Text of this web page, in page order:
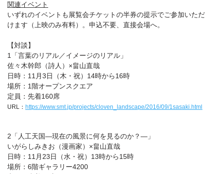
関連イベント
いずれのイベントも展覧会チケットの半券の提示でご参加いただ
けます（上映のみ有料）。申込不要、直接会場へ。
【対談】
1「言葉のリアル／イメージのリアル」
佐々木幹郎（詩人）×畠山直哉
日時：11月3日（木・祝）14時から16時
場所：1階オープンスクエア
定員：先着160席
URL： https://www.smt.jp/projects/cloven_landscape/2016/09/1sasaki.html
2「人工天国―現在の風景に何を見るのか？―」
いがらしみきお（漫画家）×畠山直哉
日時：11月23日（水・祝）13時から15時
場所：6階ギャラリー4200